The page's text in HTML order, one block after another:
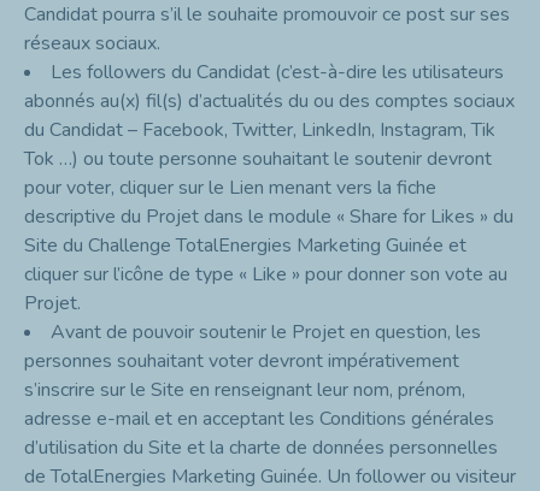
Candidat pourra s’il le souhaite promouvoir ce post sur ses
réseaux sociaux.
Les followers du Candidat (c’est-à-dire les utilisateurs
abonnés au(x) fil(s) d’actualités du ou des comptes sociaux
du Candidat – Facebook, Twitter, LinkedIn, Instagram, Tik
Tok …) ou toute personne souhaitant le soutenir devront
pour voter, cliquer sur le Lien menant vers la fiche
descriptive du Projet dans le module « Share for Likes » du
Site du Challenge TotalEnergies Marketing Guinée et
cliquer sur l’icône de type « Like » pour donner son vote au
Projet.
Avant de pouvoir soutenir le Projet en question, les
personnes souhaitant voter devront impérativement
s’inscrire sur le Site en renseignant leur nom, prénom,
adresse e-mail et en acceptant les Conditions générales
d’utilisation du Site et la charte de données personnelles
de TotalEnergies Marketing Guinée. Un follower ou visiteur